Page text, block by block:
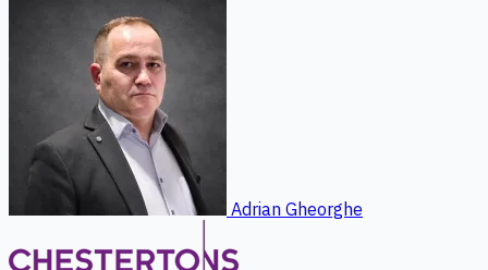
Adrian Gheorghe